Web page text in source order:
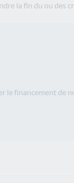
la fin du ou des
le financement de